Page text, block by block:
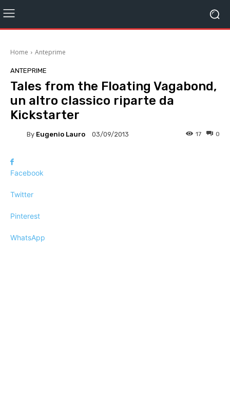
Home Anteprime
ANTEPRIME
Tales from the Floating Vagabond,
un altro classico riparte da
Kickstarter
By Eugenio Lauro 03/09/2013 0
17
Facebook
Twitter
Pinterest
WhatsApp